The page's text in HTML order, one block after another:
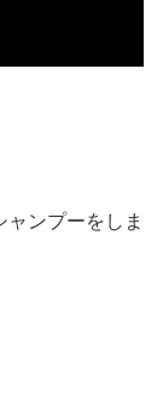
ャンプーをしま